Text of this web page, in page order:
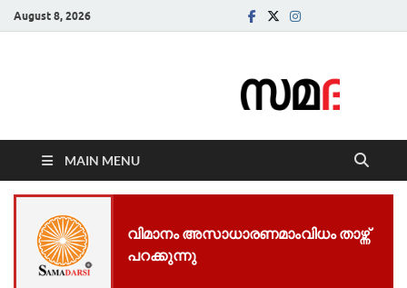
August 8, 2026
MAIN MENU
വി​മാ​നം അ​സാ​ധാ​ര​ണ​മാം​വി​ധം താ​ഴ്ന്ന്
പ​റക്കുന്നു​